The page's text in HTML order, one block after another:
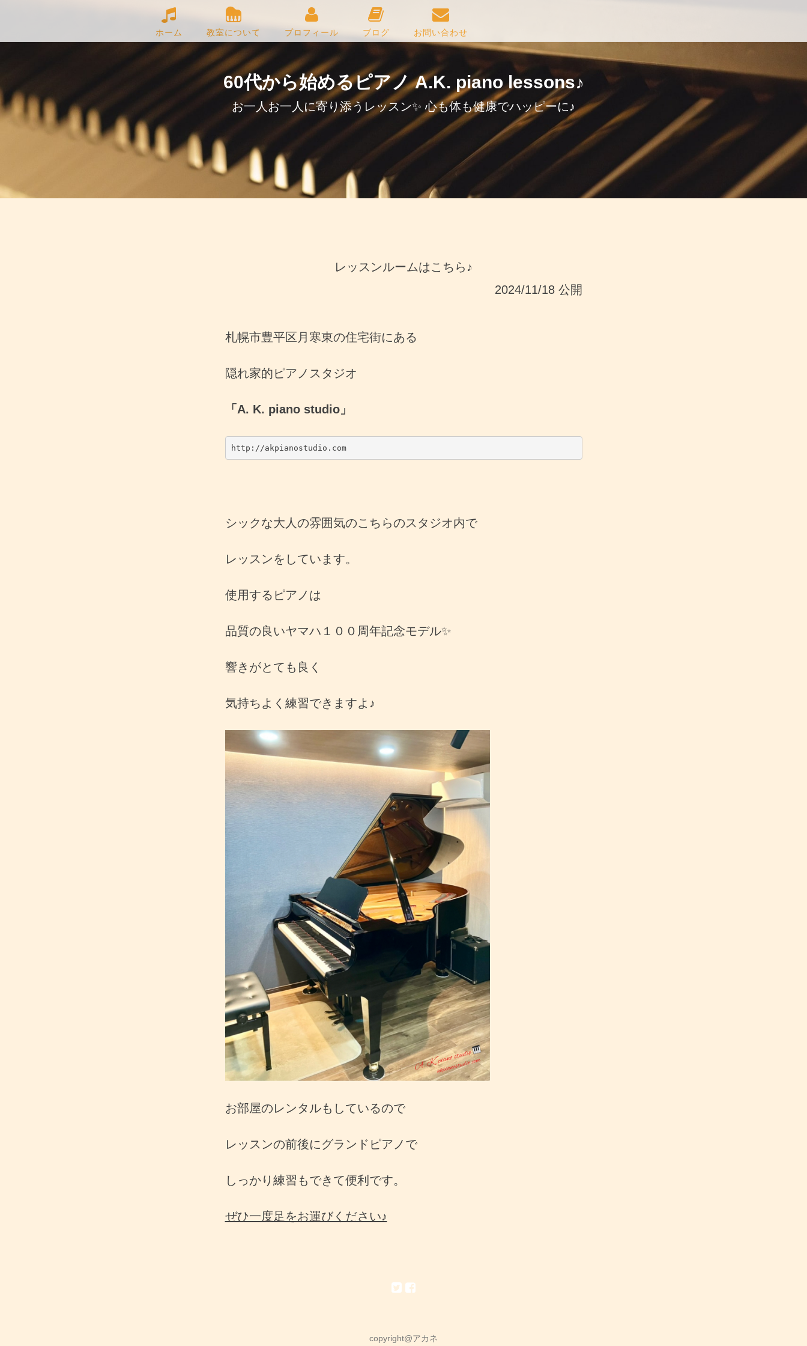
ホーム 教室について プロフィール ブログ お問い合わせ
60代から始めるピアノ A.K. piano lessons♪
お一人お一人に寄り添うレッスン✨ 心も体も健康でハッピーに♪
レッスンルームはこちら♪
2024/11/18 公開
札幌市豊平区月寒東の住宅街にある
隠れ家的ピアノスタジオ
「A. K. piano studio」
http://akpianostudio.com
シックな大人の雰囲気のこちらのスタジオ内で
レッスンをしています。
使用するピアノは
品質の良いヤマハ１００周年記念モデル✨
響きがとても良く
気持ちよく練習できますよ♪
お部屋のレンタルもしているので
レッスンの前後にグランドピアノで
しっかり練習もできて便利です。
ぜひ一度足をお運びください♪
copyright@アカネ